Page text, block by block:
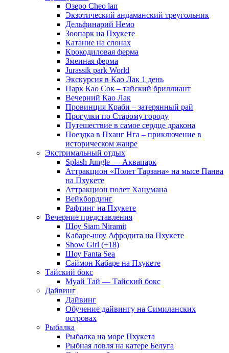
Озеро Cheo lan
Экзотический андаманский треугольник
Дельфинарий Немо
Зоопарк на Пхукете
Катание на слонах
Крокодиловая ферма
Змеиная ферма
Jurassik park World
Экскурсия в Као Лак 1 день
Парк Као Сок – тайский бриллиант
Вечерний Као Лак
Провинция Краби – затерянный рай
Прогулки по Старому городу
Путешествие в самое сердце дракона
Поездка в Пханг Нга – приключение в
историческом жанре
Экстримальный отдых
Splash Jungle — Аквапарк
Аттракцион «Полет Тарзана» на мысе Панва
на Пхукете
Аттракцион полет Ханумана
Вейкбординг
Рафтинг на Пхукете
Вечерние представления
Шоу Siam Niramit
Кабаре-шоу Афродита на Пхукете
Show Girl (+18)
Шоу Fanta Sea
Саймон Кабаре на Пхукете
Тайский бокс
Муай Тай — Тайский бокс
Дайвинг
Дайвинг
Обучение дайвингу на Симиланских
островах
Рыбалка
Рыбалка на море Пхукета
Рыбная ловля на катере Белуга